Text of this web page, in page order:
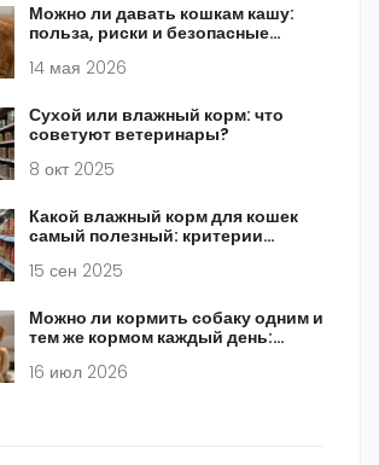
Можно ли давать кошкам кашу:
польза, риски и безопасные
14 мая 2026
Сухой или влажный корм: что
советуют ветеринары?
8 окт 2025
Какой влажный корм для кошек
самый полезный: критерии
15 сен 2025
Можно ли кормить собаку одним и
тем же кормом каждый день:
16 июл 2026